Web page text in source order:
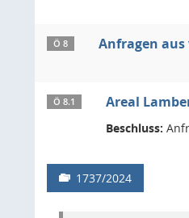
Ö 8 Anfragen
Ö 8.1 Areal
Beschluss:
1737/2024